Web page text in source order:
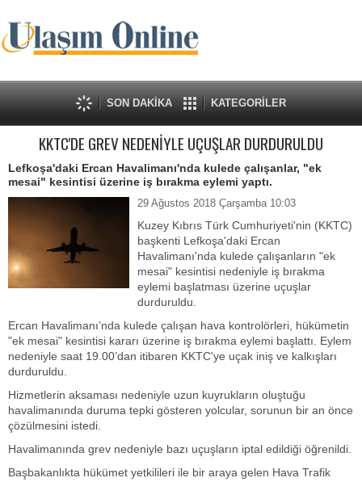
SON DAKİKA KATEGORİLER
KKTC'DE GREV NEDENİYLE UÇUŞLAR DURDURULDU
Lefkoşa'daki Ercan Havalimanı'nda kulede çalışanlar, "ek
mesai" kesintisi üzerine iş bırakma eylemi yaptı.
29 Ağustos 2018 Çarşamba 10:03
Kuzey Kıbrıs Türk Cumhuriyeti'nin (KKTC)
başkenti Lefkoşa'daki Ercan
Havalimanı'nda kulede çalışanların "ek
mesai" kesintisi nedeniyle iş bırakma
eylemi başlatması üzerine uçuşlar
durduruldu.
Ercan Havalimanı’nda kulede çalışan hava kontrolörleri, hükümetin
"ek mesai" kesintisi kararı üzerine iş bırakma eylemi başlattı. Eylem
nedeniyle saat 19.00’dan itibaren KKTC'ye uçak iniş ve kalkışları
durduruldu.
Hizmetlerin aksaması nedeniyle uzun kuyrukların oluştuğu
havalimanında duruma tepki gösteren yolcular, sorunun bir an önce
çözülmesini istedi.
Havalimanında grev nedeniyle bazı uçuşların iptal edildiği öğrenildi.
Başbakanlıkta hükümet yetkilileri ile bir araya gelen Hava Trafik